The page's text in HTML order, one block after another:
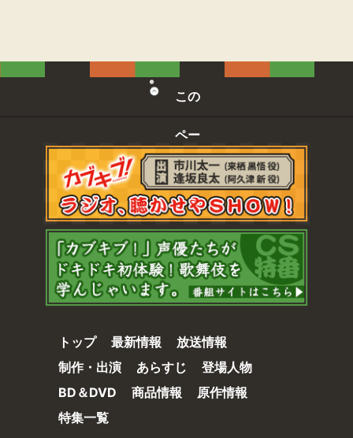
この
ペー
ジの
先頭
へ
トップ 最新情報
放送情報
制作・出演
あらすじ
登場人物
BD＆DVD
商品情報
原作情報
特集一覧